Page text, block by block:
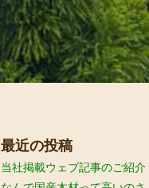
最近の投稿
当社掲載ウェブ記事のご紹介